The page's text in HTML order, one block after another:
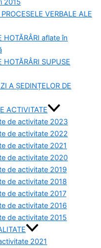
VERBALE ALE
HOTĂRÂRI aflate în
HOTĂRÂRI SUPUSE
A ȘEDINȚELOR DE
ACTIVITATE
de activitate 2023
de activitate 2022
de activitate 2021
de activitate 2020
de activitate 2019
de activitate 2018
de activitate 2017
de activitate 2016
de activitate 2015
2021